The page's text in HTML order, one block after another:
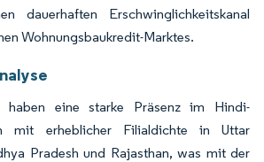
dauerhaften Erschwinglichkeitskanal
Wohnungsbaukredit-Marktes.
haben eine starke Präsenz im Hindi-
mit erheblicher Filialdichte in Uttar
Pradesh und Rajasthan, was mit der